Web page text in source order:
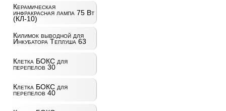
Керамическая
инфракрасная лампа 75 Вт
(КЛ-10)
Килимок выводной для
Инкубатора Теплуша 63
Клетка БОКС для
перепелов 30
Клетка БОКС для
перепелов 40